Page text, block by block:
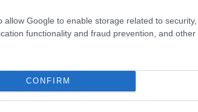
allow Google to enable storage related to
functionality and fraud prevention, and other
CONFIRM
keventänyt harjoittelua
kaltaisten
niissä olivat ihan hyviä,
että tehoja sain riittävästi
mäkivetoharjoitusta. Tämä
kisavireeseen.